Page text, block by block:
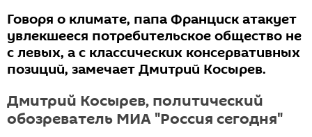
Говоря о климате, папа Франциск атакует
увлекшееся потребительское общество не
с левых, а с классических консервативных
позиций, замечает Дмитрий Косырев.
Дмитрий Косырев, политический
обозреватель МИА "Россия сегодня"